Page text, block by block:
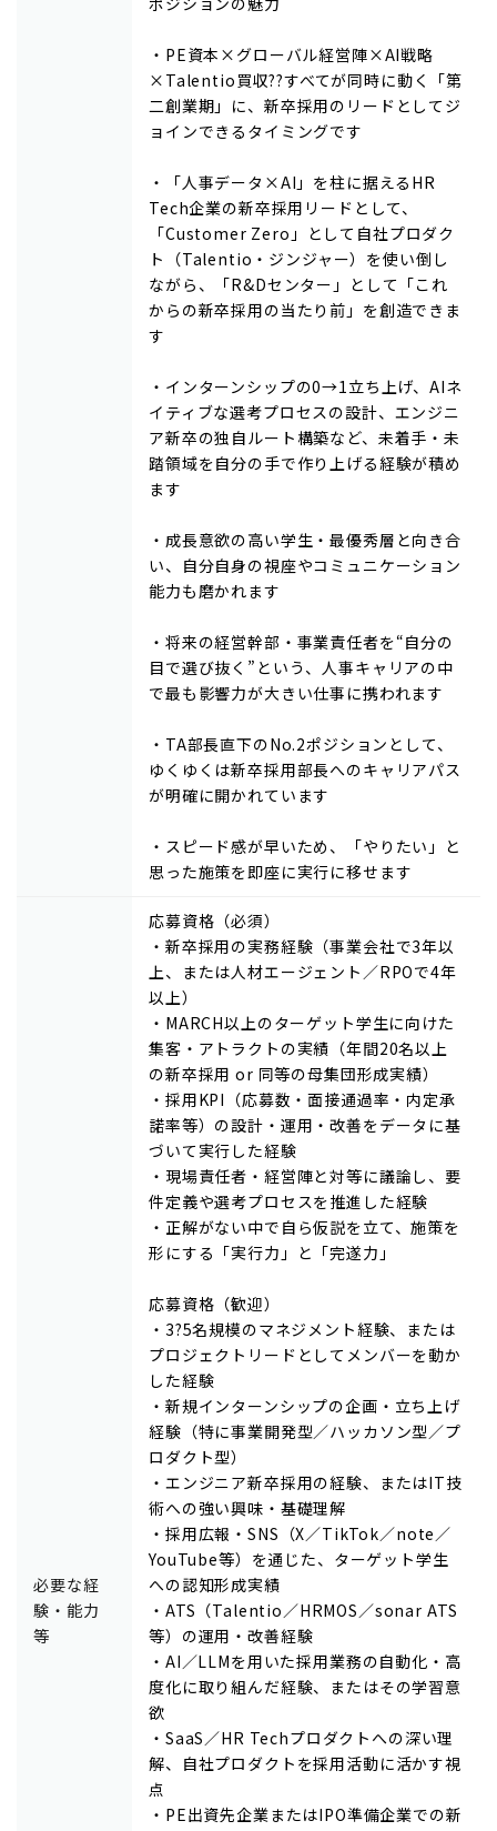
・PE資本×グローバル経営陣×AI戦略
×Talentio買収??すべてが同時に動く「第
二創業期」に、新卒採用のリードとしてジ
ョインできるタイミングです
・「人事データ×AI」を柱に据えるHR
Tech企業の新卒採用リードとして、
「Customer Zero」として自社プロダク
ト（Talentio・ジンジャー）を使い倒し
ながら、「R&Dセンター」として「これ
からの新卒採用の当たり前」を創造できま
す
・インターンシップの0→1立ち上げ、AIネ
イティブな選考プロセスの設計、エンジニ
ア新卒の独自ルート構築など、未着手・未
踏領域を自分の手で作り上げる経験が積め
ます
・成長意欲の高い学生・最優秀層と向き合
い、自分自身の視座やコミュニケーション
能力も磨かれます
・将来の経営幹部・事業責任者を“自分の
目で選び抜く”という、人事キャリアの中
で最も影響力が大きい仕事に携われます
・TA部長直下のNo.2ポジションとして、
ゆくゆくは新卒採用部長へのキャリアパス
が明確に開かれています
・スピード感が早いため、「やりたい」と
思った施策を即座に実行に移せます
必要な経
験・能力
等
応募資格（必須）
・新卒採用の実務経験（事業会社で3年以
上、または人材エージェント／RPOで4年
以上）
・MARCH以上のターゲット学生に向けた
集客・アトラクトの実績（年間20名以上
の新卒採用 or 同等の母集団形成実績）
・採用KPI（応募数・面接通過率・内定承
諾率等）の設計・運用・改善をデータに基
づいて実行した経験
・現場責任者・経営陣と対等に議論し、要
件定義や選考プロセスを推進した経験
・正解がない中で自ら仮説を立て、施策を
形にする「実行力」と「完遂力」
応募資格（歓迎）
・3?5名規模のマネジメント経験、または
プロジェクトリードとしてメンバーを動か
した経験
・新規インターンシップの企画・立ち上げ
経験（特に事業開発型／ハッカソン型／プ
ロダクト型）
・エンジニア新卒採用の経験、またはIT技
術への強い興味・基礎理解
・採用広報・SNS（X／TikTok／note／
YouTube等）を通じた、ターゲット学生
への認知形成実績
・ATS（Talentio／HRMOS／sonar ATS
等）の運用・改善経験
・AI／LLMを用いた採用業務の自動化・高
度化に取り組んだ経験、またはその学習意
欲
・SaaS／HR Techプロダクトへの深い理
解、自社プロダクトを採用活動に活かす視
点
・PE出資先企業またはIPO準備企業での新